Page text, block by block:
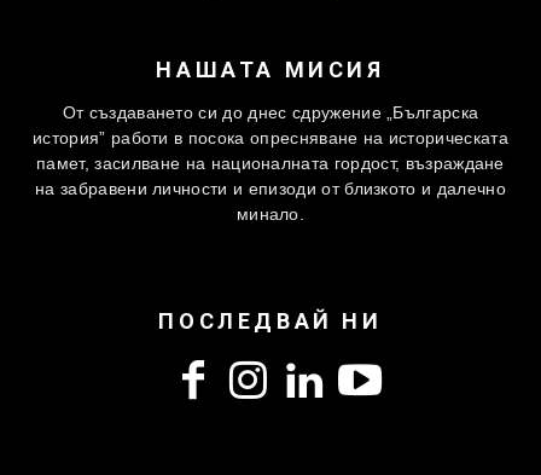
НАШАТА МИСИЯ
От създаването си до днес сдружение „Българска
история” работи в посока опресняване на историческата
памет, засилване на националната гордост, възраждане
на забравени личности и епизоди от близкото и далечно
минало.
ПОСЛЕДВАЙ НИ